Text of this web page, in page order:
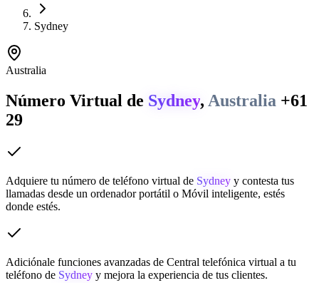
Sydney
Australia
Número Virtual de Sydney, Australia +61
29
Adquiere tu número de teléfono virtual de Sydney y contesta tus
llamadas desde un ordenador portátil o Móvil inteligente, estés
donde estés.
Adiciónale funciones avanzadas de Central telefónica virtual a tu
teléfono de Sydney y mejora la experiencia de tus clientes.